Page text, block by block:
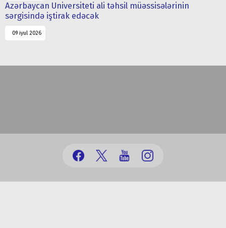
Azərbaycan Universiteti ali təhsil müəssisələrinin
sərgisində iştirak edəcək
09 iyul 2026